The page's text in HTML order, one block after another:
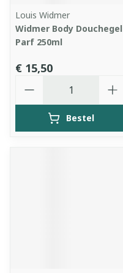
Louis Widmer
Widmer Body Douchegel
Parf 250ml
€ 15,50
Bestel